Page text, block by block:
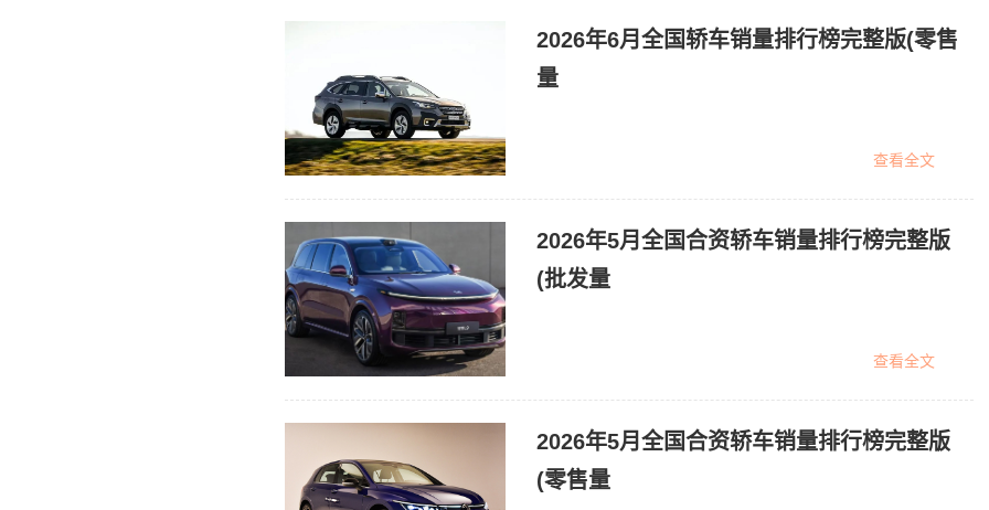
2026年6月全国轿车销量排行榜完整版(零售
量
查看全文
2026年5月全国合资轿车销量排行榜完整版
(批发量
查看全文
2026年5月全国合资轿车销量排行榜完整版
(零售量